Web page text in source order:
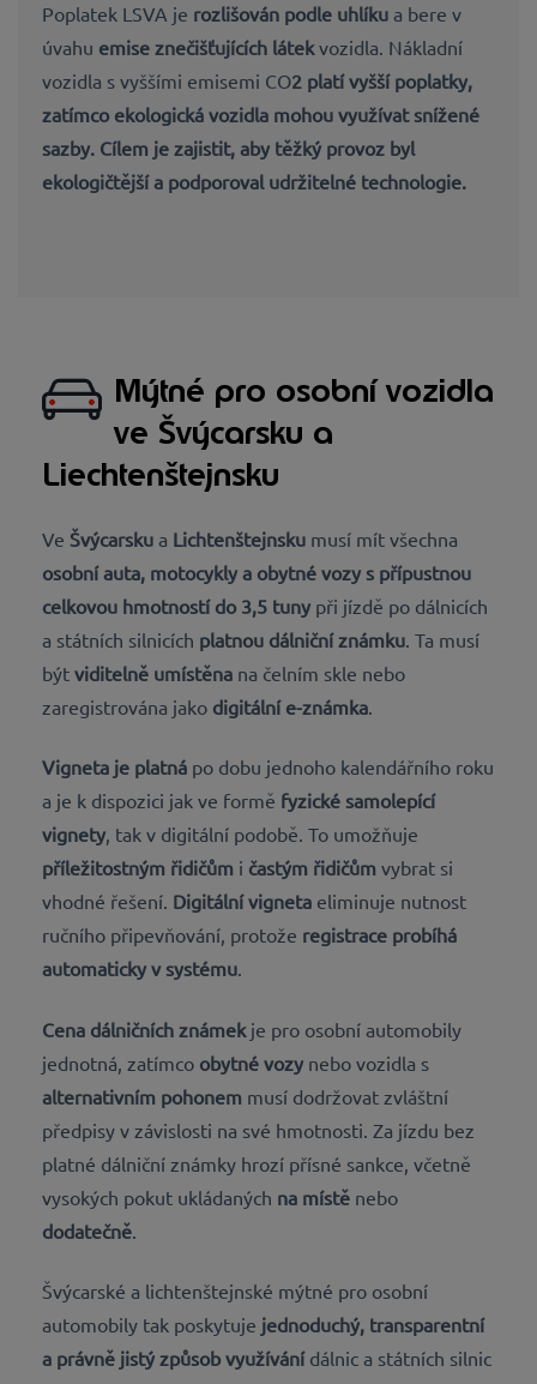
Poplatek LSVA je rozlišován podle uhlíku a bere v
úvahu emise znečišťujících látekvozidla. Nákladní
vozidla s vyššími emisemi CO2 platívyšší poplatky,
zatímco ekologická vozidla mohou využívat snížené
sazby. Cílem je zajistit, aby těžký provoz byl
ekologičtější a podporoval udržitelné technologie.
Mýtné pro osobní vozidla
ve Švýcarsku a
Liechtenštejnsku
Ve Švýcarsku a Lichtenštejnsku musí mít všechna
osobní auta, motocykly a obytné vozy s přípustnou
celkovou hmotností do 3,5 tuny při jízdě po dálnicích
a státních silnicích platnou dálniční známku. Ta musí
být viditelně umístěna na čelním skle nebo
zaregistrována jako digitální e-známka.
Vigneta je platná po dobu jednoho kalendářního roku
a je k dispozici jak ve formě fyzické samolepící
vignety, tak v digitální podobě. To umožňuje
příležitostným řidičům i častým řidičům vybrat si
vhodné řešení. Digitální vigneta eliminuje nutnost
ručního připevňování, protože registrace probíhá
automaticky v systému.
Cena dálničních známekje pro osobní automobily
jednotná, zatímco obytné vozy nebo vozidla s
alternativním pohonem musí dodržovat zvláštní
předpisy v závislosti na své hmotnosti. Za jízdu bez
platné dálniční známky hrozí přísné sankce, včetně
vysokých pokut ukládaných na místě nebo
dodatečně
Švýcarské a lichtenštejnské mýtné pro osobní
automobily tak poskytuje jednoduchý, transparentní
a právně jistý způsob využívání dálnic a státních silnic